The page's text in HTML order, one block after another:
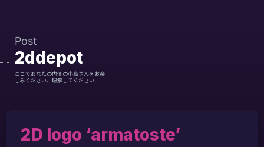
Post
2ddepot
ここであなたの内側の小島さんをお楽
しみください、理解してください
2D logo ‘armatoste’